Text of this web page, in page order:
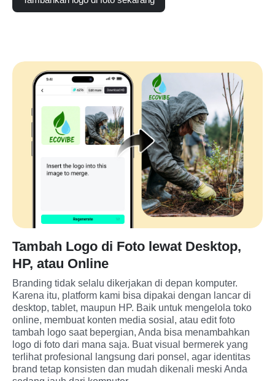
Tambah Logo di Foto lewat Desktop,
HP, atau Online
Branding tidak selalu dikerjakan di depan komputer.
Karena itu, platform kami bisa dipakai dengan lancar di
desktop, tablet, maupun HP. Baik untuk mengelola toko
online, membuat konten media sosial, atau edit foto
tambah logo saat bepergian, Anda bisa menambahkan
logo di foto dari mana saja. Buat visual bermerek yang
terlihat profesional langsung dari ponsel, agar identitas
brand tetap konsisten dan mudah dikenali meski Anda